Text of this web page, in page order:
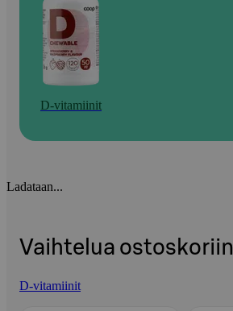
D-vitamiinit
Ladataan...
Vaihtelua ostoskoriin
D-vitamiinit